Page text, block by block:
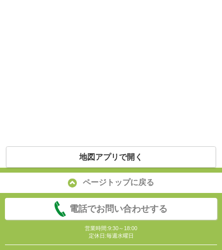
地図アプリで開く
ページトップに戻る
電話でお問い合わせする
営業時間:9:30～18:00
定休日:毎週水曜日